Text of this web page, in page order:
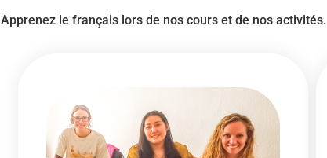
Apprenez le français lors de nos cours et de nos activités.